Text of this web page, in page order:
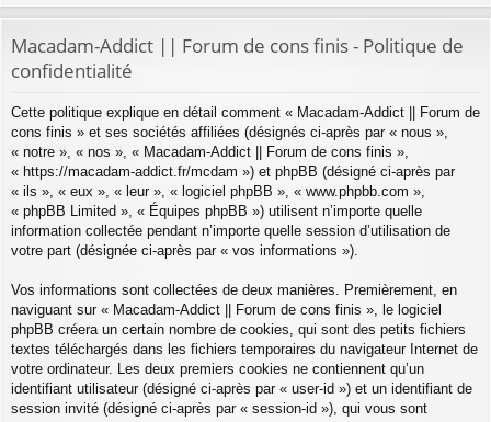
sMacadam-Addict || Forum de cons finis - Politique de
confidentialité
Cette politique explique en détail comment « Macadam-Addict || Forum de
cons finis » et ses sociétés affiliées (désignés ci-après par « nous »,
« notre », « nos », « Macadam-Addict || Forum de cons finis »,
« https://macadam-addict.fr/mcdam ») et phpBB (désigné ci-après par
« ils », « eux », « leur », « logiciel phpBB », « www.phpbb.com »,
« phpBB Limited », « Équipes phpBB ») utilisent n’importe quelle
information collectée pendant n’importe quelle session d’utilisation de
votre part (désignée ci-après par « vos informations »).
Vos informations sont collectées de deux manières. Premièrement, en
naviguant sur « Macadam-Addict || Forum de cons finis », le logiciel
phpBB créera un certain nombre de cookies, qui sont des petits fichiers
textes téléchargés dans les fichiers temporaires du navigateur Internet de
votre ordinateur. Les deux premiers cookies ne contiennent qu’un
identifiant utilisateur (désigné ci-après par « user-id ») et un identifiant de
session invité (désigné ci-après par « session-id »), qui vous sont